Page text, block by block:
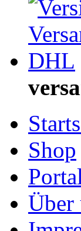
Shop
Über